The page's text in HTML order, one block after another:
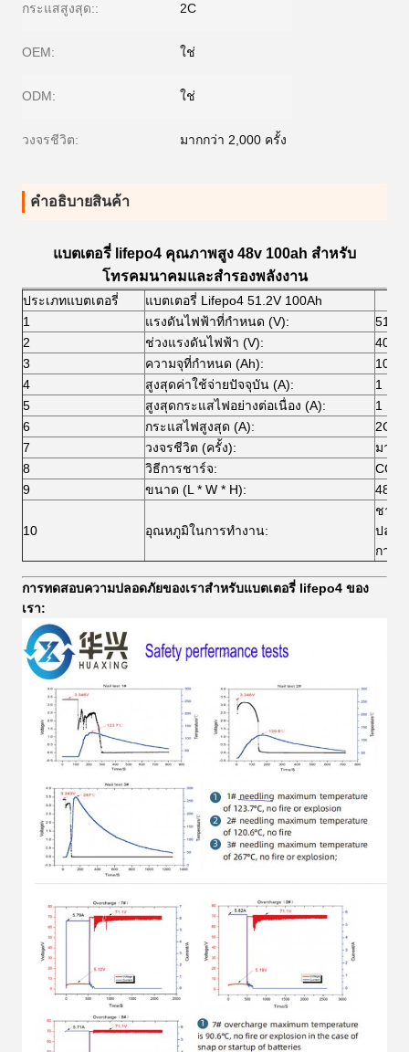
กระแสสูงสุด:: 2C
OEM: ใช่
ODM: ใช่
วงจรชีวิต: มากกว่า 2,000 ครั้ง
คําอธิบายสินค้า
แบตเตอรี่ lifepo4 คุณภาพสูง 48v 100ah สำหรับ
โทรคมนาคมและสำรองพลังงาน
ประเภทแบตเตอรี่
แบตเตอรี่ Lifepo4 51.2V 100Ah
1
แรงดันไฟฟ้าที่กำหนด (V):
51.2V
2
ช่วงแรงดันไฟฟ้า (V):
40 ~
3
ความจุที่กำหนด (Ah):
100
4
สูงสุดค่าใช้จ่ายปัจจุบัน (A):
1 ค
5
สูงสุดกระแสไฟอย่างต่อเนื่อง (A):
1 ค
6
กระแสไฟสูงสุด (A):
2C
7
วงจรชีวิต (ครั้ง):
มากก
8
วิธีการชาร์จ:
CC /
9
ขนาด (L * W * H):
10 อุณหภูมิในการทำงาน:
ชาร์
ปล่อ
การ
การทดสอบความปลอดภัยของเราสำหรับแบตเตอรี่ lifepo4 ของ
เรา: